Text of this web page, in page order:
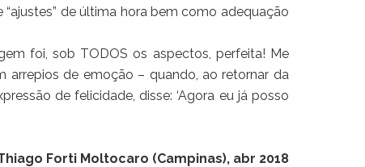
de última hora bem como adequação
foi, sob TODOS os aspectos, perfeita! Me
arrepios de emoção – quando, ao retornar da
de felicidade, disse: ‘Agora eu já posso
Forti Moltocaro (Campinas), abr 2018